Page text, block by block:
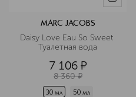
MARC JACOBS
Daisy Love Eau So Sweet
Туалетная вода
7 106 ¤
8 360 ¤
30 мл 50 мл